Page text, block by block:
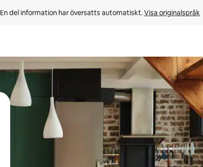
En del information har översatts automatiskt. Visa originalspråk